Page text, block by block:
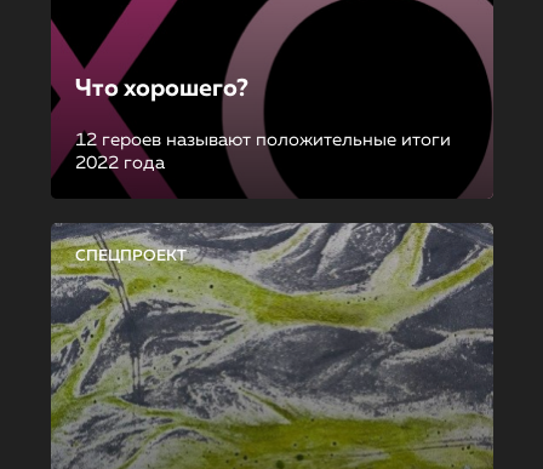
Что хорошего?
12 героев называют положительные итоги
2022 года
СПЕЦПРОЕКТ